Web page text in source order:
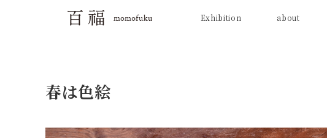
Exhibition about
春は色絵